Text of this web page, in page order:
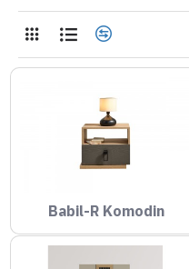
Babil-R Komodin